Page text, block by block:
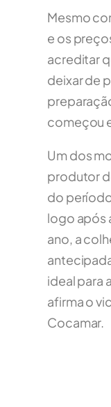
Mesmo
e os
acreditar
deixar de
começou
Um dos
produtor
do
logo após
ano, a
ideal para
afirma o
Cocamar.